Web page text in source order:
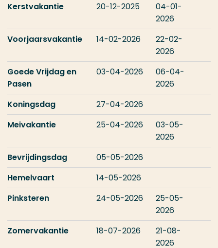
Kerstvakantie
20-12-2025
04-01-
2026
Voorjaarsvakantie
14-02-2026
22-02-
2026
Goede Vrijdag en
Pasen
03-04-2026
06-04-
2026
Koningsdag
27-04-2026
Meivakantie
25-04-2026
03-05-
2026
Bevrijdingsdag
05-05-2026
Hemelvaart
14-05-2026
Pinksteren
24-05-2026
25-05-
2026
Zomervakantie
18-07-2026
21-08-
2026